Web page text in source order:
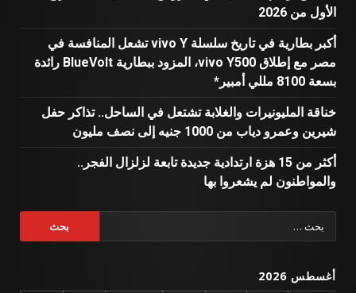
الأول من 2026
أكبر بطارية في تاريخ سلسلة vivo Y تشعل المنافسة في
مصر مع إطلاق vivo Y500، المزود ببطارية BlueVolt رائدة
بسعة 8100 مللي أمبير*
خناقة المليونيرات والغلابة تشتعل في الساحل.. تذاكر حفل
شيرين وعمرو دياب من 1000 جنيه إلى نصف مليون
أكثر من 15 هزة ارتدادية جديدة تابعة لزلزال الفجر..
والمواطنون لم يشعروا بها
عن:
أغسطس 2026